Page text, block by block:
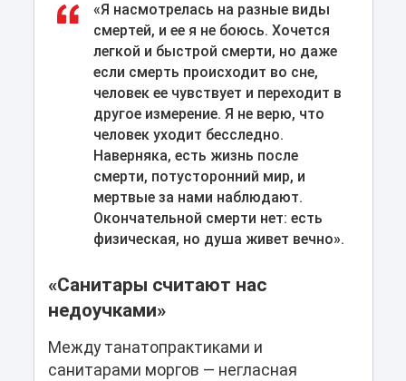
«Я насмотрелась на разные виды
смертей, и ее я не боюсь. Хочется
легкой и быстрой смерти, но даже
если смерть происходит во сне,
человек ее чувствует и переходит в
другое измерение. Я не верю, что
человек уходит бесследно.
Наверняка, есть жизнь после
смерти, потусторонний мир, и
мертвые за нами наблюдают.
Окончательной смерти нет: есть
физическая, но душа живет вечно».
«Санитары считают нас
недоучками»
Между танатопрактиками и
санитарами моргов — негласная